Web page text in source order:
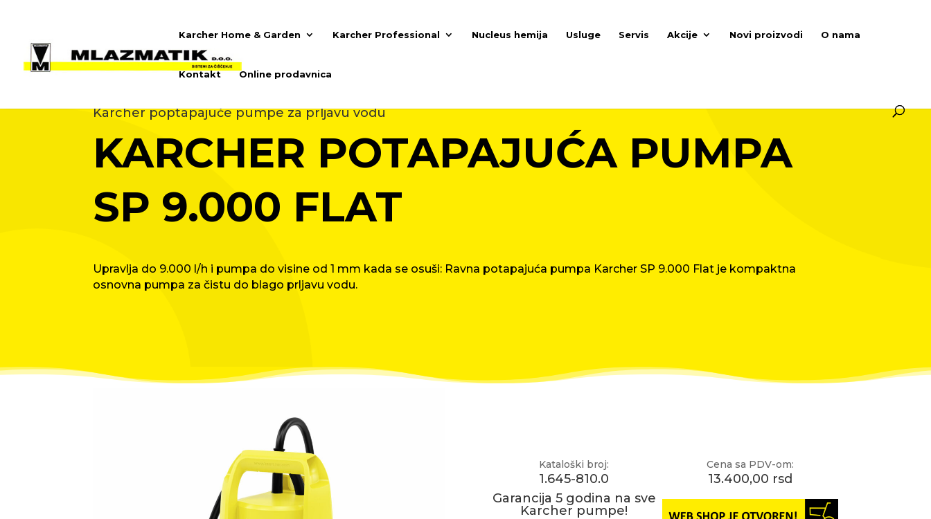
Karcher Home & Garden Karcher Professional Nucleus hemija Usluge Servis Akcije Novi proizvodi O nama
Kontakt Online prodavnica
Karcher poptapajuće pumpe za prljavu vodu
KARCHER POTAPAJUĆA PUMPA
SP 9.000 FLAT
Upravlja do 9.000 l/h i pumpa do visine od 1 mm kada se osuši: Ravna potapajuća pumpa Karcher SP 9.000 Flat je kompaktna
osnovna pumpa za čistu do blago prljavu vodu.
Kataloški broj:
1.645-810.0
Garancija 5 godina na sve
Karcher pumpe!
Cena sa PDV-om:
13.400,00 rsd